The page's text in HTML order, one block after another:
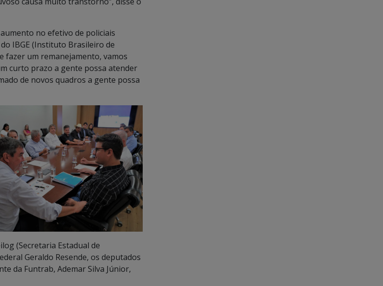
no efetivo de policiais
IBGE (Instituto Brasileiro de
fazer um remanejamento, vamos
curto prazo a gente possa atender
de novos quadros a gente possa
(Secretaria Estadual de
Geraldo Resende, os deputados
da Funtrab, Ademar Silva Júnior,